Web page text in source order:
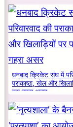
धनबाद क्रिकेट संघ में
पराकाष्ठा, खेल और
रहा गहरा असर